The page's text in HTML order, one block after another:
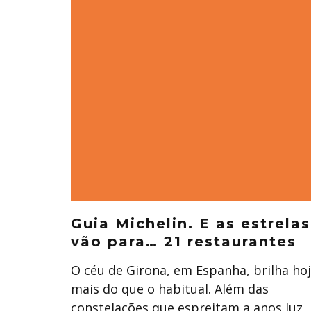
Guia Michelin. E as estrelas
vão para… 21 restaurantes
O céu de Girona, em Espanha, brilha
mais do que o habitual. Além das
constelações que espreitam a anos luz